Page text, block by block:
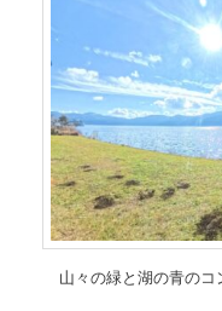
山々の緑と湖の青のコ